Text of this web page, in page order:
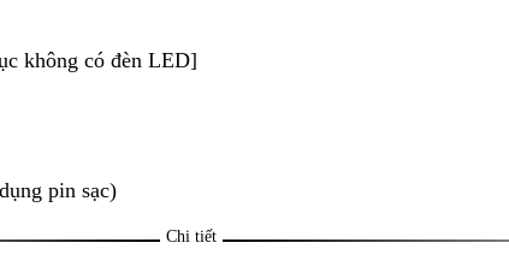
không có đèn LED]
pin sạc)
Chi tiết